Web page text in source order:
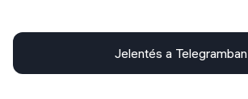
Jelentés a Telegramban